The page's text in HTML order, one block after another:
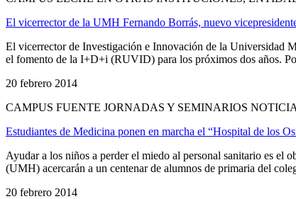
El vicerrector de la UMH Fernando Borrás, nuevo
El vicerrector de Investigación e Innovación de la Universidad
el fomento de la I+D+i (RUVID) para los próximos dos años.
20 febrero 2014
CAMPUS FUENTE JORNADAS Y SEMINARIOS
Estudiantes de Medicina ponen en marcha el “Hospital de los
Ayudar a los niños a perder el miedo al personal sanitario es el
(UMH) acercarán a un centenar de alumnos de primaria del
20 febrero 2014